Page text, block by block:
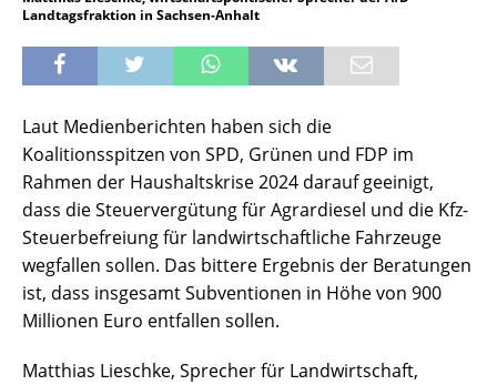
Landtagsfraktion in Sachsen-Anhalt
Laut Medienberichten haben sich die
Koalitionsspitzen von SPD, Grünen und FDP im
Rahmen der Haushaltskrise 2024 darauf geeinigt,
dass die Steuervergütung für Agrardiesel und die Kfz-
Steuerbefreiung für landwirtschaftliche Fahrzeuge
wegfallen sollen. Das bittere Ergebnis der Beratungen
ist, dass insgesamt Subventionen in Höhe von 900
Millionen Euro entfallen sollen.
Matthias Lieschke, Sprecher für Landwirtschaft,